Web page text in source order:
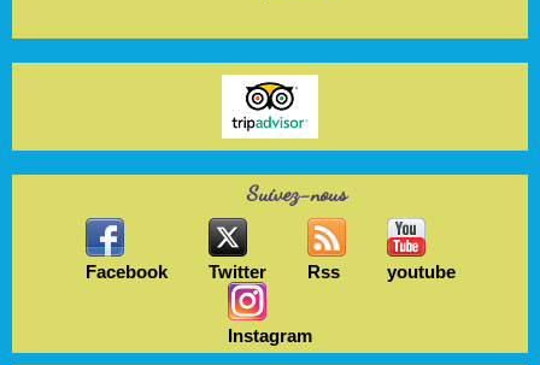
Suivez-nous
Facebook Twitter Rss youtube
Instagram